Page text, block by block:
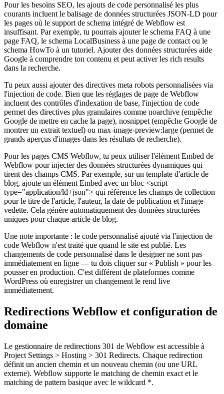
Pour les besoins SEO, les ajouts de code personnalisé les plus
courants incluent le balisage de données structurées JSON-LD pour
les pages où le support de schema intégré de Webflow est
insuffisant. Par exemple, tu pourrais ajouter le schema FAQ à une
page FAQ, le schema LocalBusiness à une page de contact ou le
schema HowTo à un tutoriel. Ajouter des données structurées aide
Google à comprendre ton contenu et peut activer les rich results
dans la recherche.
Tu peux aussi ajouter des directives meta robots personnalisées via
l'injection de code. Bien que les réglages de page de Webflow
incluent des contrôles d'indexation de base, l'injection de code
permet des directives plus granulaires comme noarchive (empêche
Google de mettre en cache la page), nosnippet (empêche Google de
montrer un extrait textuel) ou max-image-preview:large (permet de
grands aperçus d'images dans les résultats de recherche).
Pour les pages CMS Webflow, tu peux utiliser l'élément Embed de
Webflow pour injecter des données structurées dynamiques qui
tirent des champs CMS. Par exemple, sur un template d'article de
blog, ajoute un élément Embed avec un bloc <script
type="application/ld+json"> qui référence les champs de collection
pour le titre de l'article, l'auteur, la date de publication et l'image
vedette. Cela génère automatiquement des données structurées
uniques pour chaque article de blog.
Une note importante : le code personnalisé ajouté via l'injection de
code Webflow n'est traité que quand le site est publié. Les
changements de code personnalisé dans le designer ne sont pas
immédiatement en ligne — tu dois cliquer sur « Publish » pour les
pousser en production. C'est différent de plateformes comme
WordPress où enregistrer un changement le rend live
immédiatement.
Redirections Webflow et configuration de
domaine
Le gestionnaire de redirections 301 de Webflow est accessible à
Project Settings > Hosting > 301 Redirects. Chaque redirection
définit un ancien chemin et un nouveau chemin (ou une URL
externe). Webflow supporte le matching de chemin exact et le
matching de pattern basique avec le wildcard *.